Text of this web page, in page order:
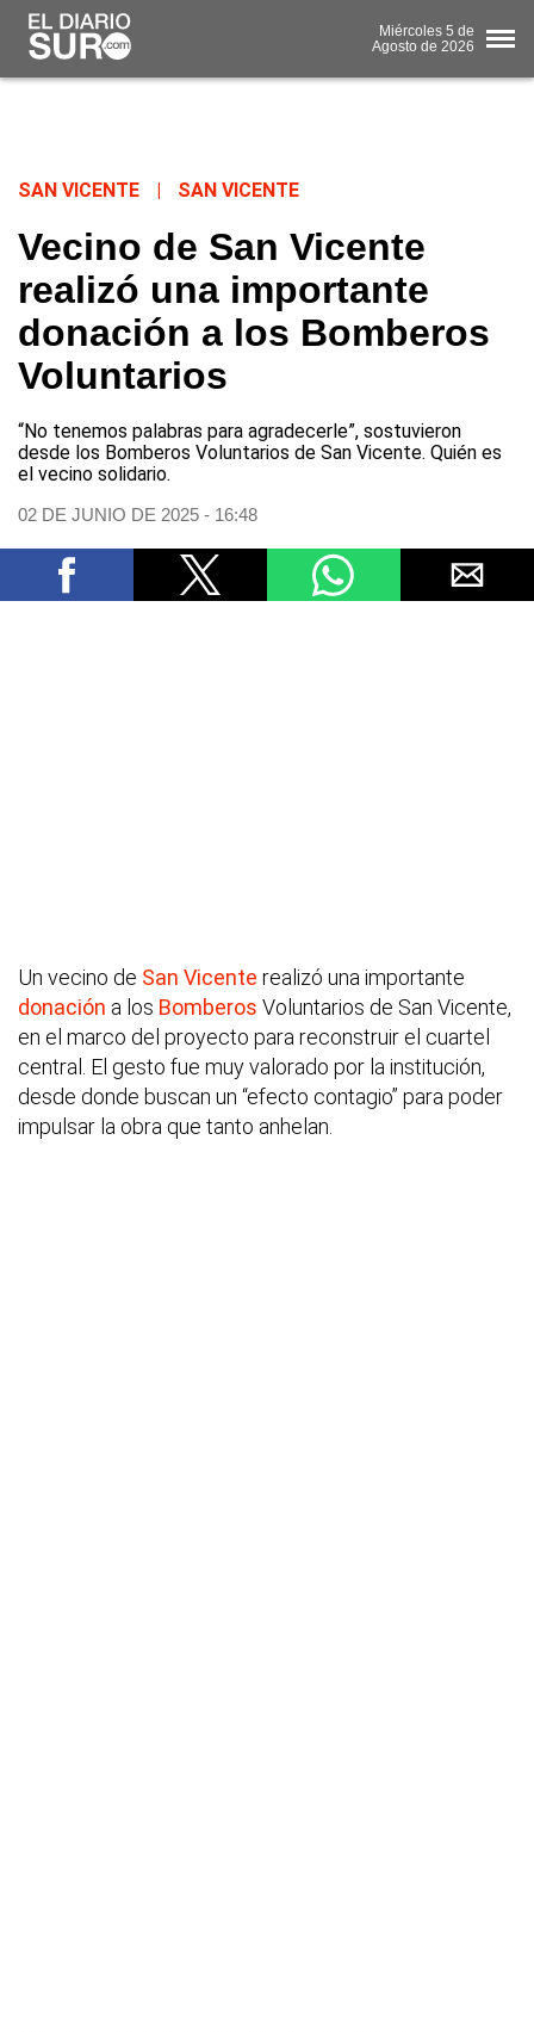
Miércoles 5 de
Agosto de 2026
SAN VICENTE SAN VICENTE
Vecino de San Vicente
realizó una importante
donación a los Bomberos
Voluntarios
“No tenemos palabras para agradecerle”, sostuvieron
desde los Bomberos Voluntarios de San Vicente. Quién es
el vecino solidario.
02 DE JUNIO DE 2025 - 16:48
Un vecino de San Vicente realizó una importante
donación a los Bomberos Voluntarios de San Vicente,
en el marco del proyecto para reconstruir el cuartel
central. El gesto fue muy valorado por la institución,
desde donde buscan un “efecto contagio” para poder
impulsar la obra que tanto anhelan.